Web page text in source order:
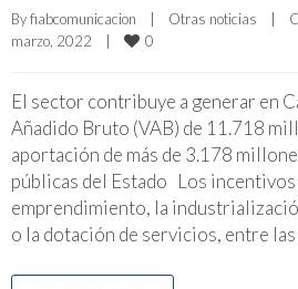
By fiabcomunicacion Otras noticias
marzo, 2022
0
El sector contribuye a generar en
Añadido Bruto (VAB) de 11.718
aportación de más de 3.178
públicas del Estado Los incentivos
emprendimiento, la
o la dotación de servicios, entre las